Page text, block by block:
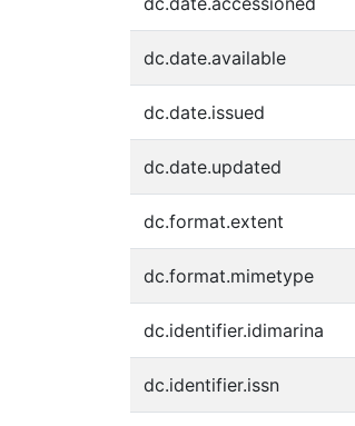
dc.date.available
dc.date.issued
dc.date.updated
dc.format.extent
dc.format.mimetype
dc.identifier.idimarina
dc.identifier.issn